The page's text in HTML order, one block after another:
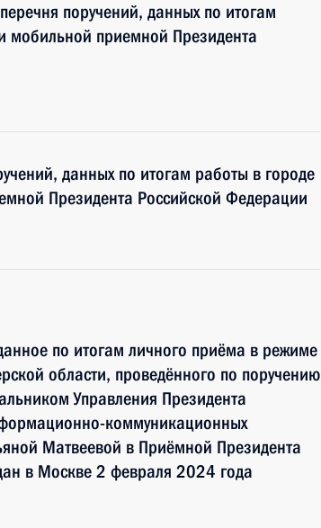
поручений, данных по итогам
мобильной приемной Президента
данных по итогам работы в городе
Президента Российской Федерации
по итогам личного приёма в режиме
области, проведённого по поручению
Управления Президента
коммуникационных
Матвеевой в Приёмной Президента
в Москве 2 февраля 2024 года